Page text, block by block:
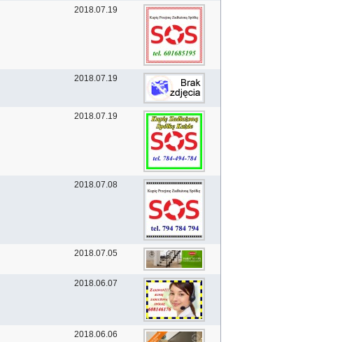
2018.07.19
2018.07.19
2018.07.19
2018.07.08
2018.07.05
2018.06.07
2018.06.06